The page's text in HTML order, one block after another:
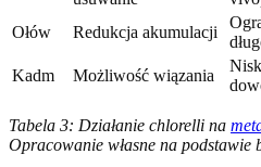
Ołów
Redukcja akumulacji
Kadm
Możliwość wiązania
Tabela 3: Działanie chlorelli na
Opracowanie własne na podstawie